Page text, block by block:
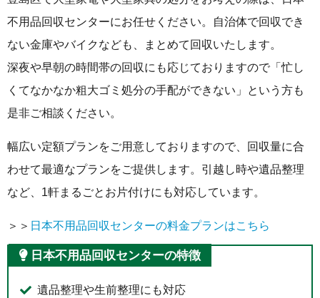
不用品回収センターにお任せください。自治体で回収でき
ない金庫やバイクなども、まとめて回収いたします。
深夜や早朝の時間帯の回収にも応じておりますので「忙し
くてなかなか粗大ゴミ処分の手配ができない」という方も
是非ご相談ください。
幅広い定額プランをご用意しておりますので、回収量に合
わせて最適なプランをご提供します。引越し時や遺品整理
など、1軒まるごとお片付けにも対応しています。
＞＞ 日本不用品回収センターの料金プランはこちら
日本不用品回収センターの特徴
遺品整理や生前整理にも対応